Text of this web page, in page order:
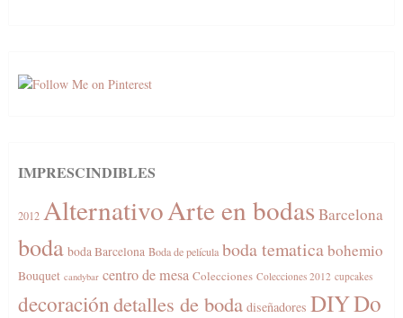
IMPRESCINDIBLES
2012 AlternativoArte en bodas Barcelona
boda boda Barcelona Boda de película boda tematicabohemio
Bouquet candybar centro de mesa Colecciones Colecciones 2012 cupcakes
decoracióndetalles de boda diseñadores DIYDo